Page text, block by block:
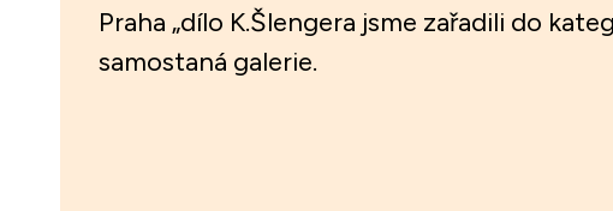
Praha „dílo K.Šlengera jsme zařadili do
samostaná galerie.